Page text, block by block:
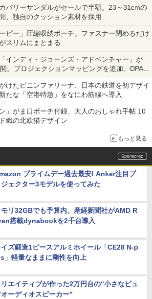
バリーサンダルがセールで半額。23～31cmの
、独自のクッション素材を採用
ピー」圧縮収納ポーチ。ファスナー閉めるだけ
スリムにまとまる
インディ・ジョーンズ・アドベンチャー」が
。プロジェクションマッピングを追加、DPA
けたピニンファリーナ、日本の鉄道を初デザイ
たな「空港特急」をなにわ筋線へ導入
」がま口ポーチ付録、大人のおしゃれ手帖 10
織の北欧猫デザイン
もっと見る
プライムデー過去最安! Anker注目プ
ジェクター3モデルを使ってみた
モリ32GBでも予算内。産経新聞社がAMD R
搭載dynabookを2千台導入
イズ鍛造1ピースアルミホイール「CE28 N-p
」軽量なままに剛性を向上
リエイティブが作った2万円台の“小さなピュ
オーディオスピーカー”